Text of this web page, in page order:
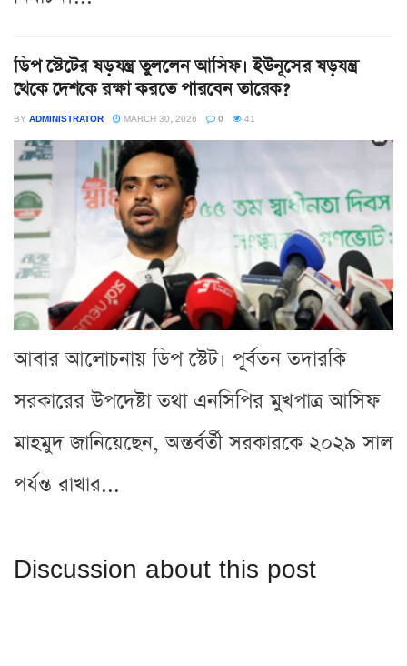
ডিপ স্টেটের ষড়যন্ত্র তুললেন আসিফ। ইউনূসের ষড়যন্ত্র
থেকে দেশকে রক্ষা করতে পারবেন তারেক?
BY ADMINISTRATOR MARCH 30, 2026 0 41
আবার আলোচনায় ডিপ স্টেট। পূর্বতন তদারকি
সরকারের উপদেষ্টা তথা এনসিপির মুখপাত্র আসিফ
মাহমুদ জানিয়েছেন, অন্তর্বর্তী সরকারকে ২০২৯ সাল
পর্যন্ত রাখার...
Discussion about this post